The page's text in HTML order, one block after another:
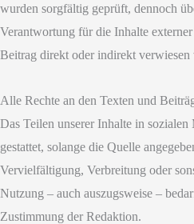
wurden sorgfältig geprüft, dennoch
Verantwortung für die Inhalte
Beitrag direkt oder indirekt verwiesen
Alle Rechte an den Texten und
Das Teilen unserer Inhalte in
gestattet, solange die Quelle
Vervielfältigung, Verbreitung oder
Nutzung – auch auszugsweise –
Zustimmung der Redaktion.